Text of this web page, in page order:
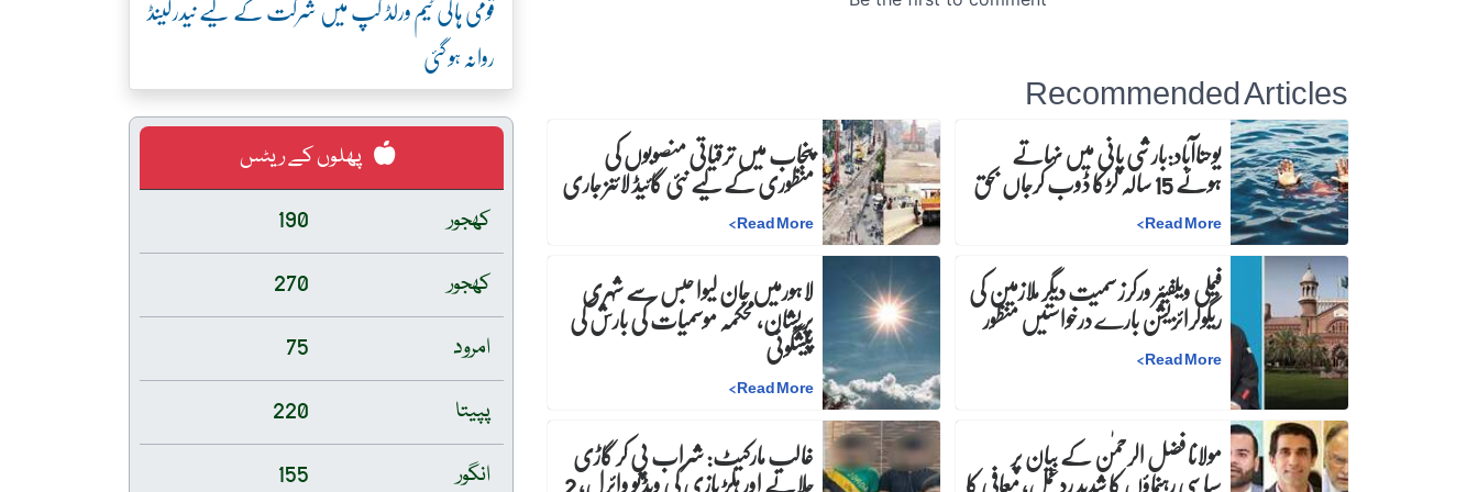
Recommended Articles
یوحناآباد:بارشی پانی میں نہاتے
ہوئے 15 سالہ لڑکا ڈوب کرجاں بحق
Read More
>
پنجاب میں ترقیاتی منصوبوں کی
منظوری کے لیے نئی گائیڈ لائنز جاری
Read More
>
فیملی ویلفیئر ورکرز سمیت دیگر ملازمین کی
ریگولرائزیشن بارے درخواستیں منظور
Read More
>
لاہورمیں جان لیوا حبس سے شہری
پریشان، محکمہ موسمیات کی بارش کی
پیشگوئی
Read More
>
مولانا فضل الرحمٰن کے بیان پر غالب مارکیٹ: شراب پی کر گاڑی
روانہ ہو گئی
پھلوں کے ریٹس
کھجور
190
کھجور
270
امرود
75
پپیتا
220
انگور
155